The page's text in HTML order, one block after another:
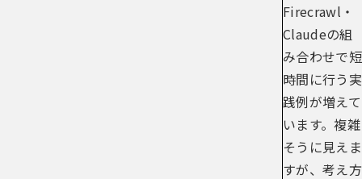
Firecrawl・
Claudeの組
み合わせで短
時間に行う実
践例が増えて
います。複雑
そうに見えま
すが、考え方